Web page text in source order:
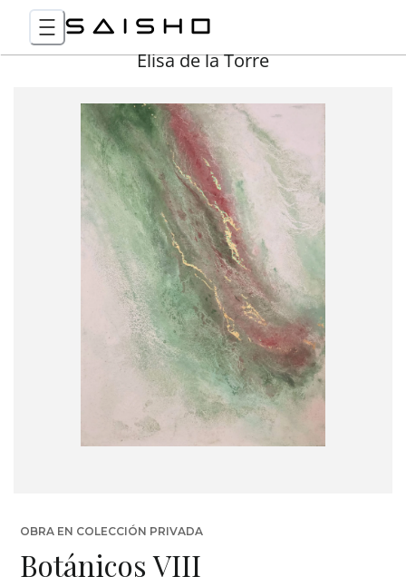
Elisa de la Torre
OBRA EN COLECCIÓN PRIVADA
Botánicos VIII